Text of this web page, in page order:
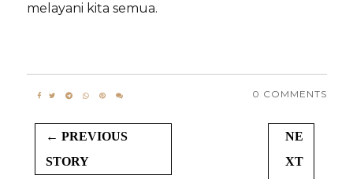
melayani kita semua.
0 COMMENTS
← PREVIOUS
STORY
NE
XT